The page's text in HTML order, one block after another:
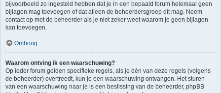
bijvoorbeeld zo ingesteld hebben dat je in een bepaald forum helemaal geen
bijlagen mag toevoegen of dat alleen de beheerdersgroep dit mag. Neem
contact op met de beheerder als je niet zeker weet waarom je geen bijlagen
kan toevoegen.
Omhoog
Waarom ontving ik een waarschuwing?
Op ieder forum gelden specifieke regels, als je één van deze regels (volgens
de beheerder) overtreedt, kun je een waarschuwing ontvangen. Het sturen
van een waarschuwing naar je is een beslissing van de beheerder, phpBB